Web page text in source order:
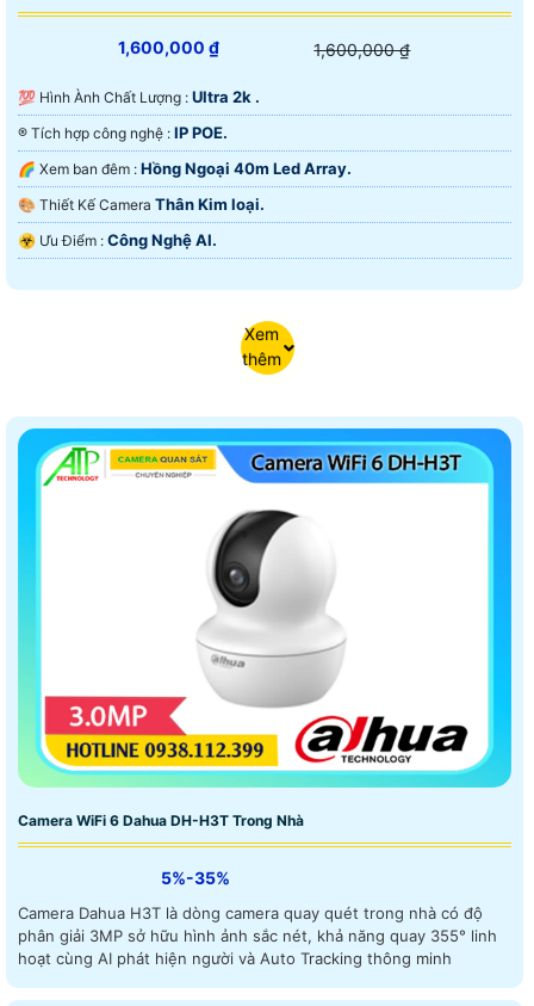
1,600,000 ₫ 1,600,000 ₫
💯 Hình Ành Chất Lượng : Ultra 2k .
®️ Tích hợp công nghệ : IP POE.
🌈 Xem ban đêm : Hồng Ngoại 40m Led Array.
🎨 Thiết Kế Camera Thân Kim loại.
️☣️ Ưu Điểm : Công Nghệ AI.
Xem
thêm
Camera WiFi 6 Dahua DH-H3T Trong Nhà
5%-35%
Camera Dahua H3T là dòng camera quay quét trong nhà có độ
phân giải 3MP sở hữu hình ảnh sắc nét, khả năng quay 355° linh
hoạt cùng AI phát hiện người và Auto Tracking thông minh